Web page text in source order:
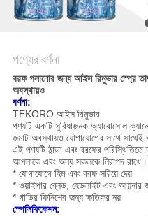
গোপনীয়তা
পণ্যের বর্ণনা
বরফ গলানোর জন্য আইস রিমুভার স্প্রে
অবস্থায়ও
বর্ণনা:
TEKORO আইস রিমুভার
পণ্যটি একটি সুবিধাজনক অ্যারোসোল
জমাট অবস্থায়ও যোগাযোগের সাথে সাথেই
এই পণ্যটি ঠান্ডা এবং বরফের
আপনাকে এবং অন্য সকলকে নিরাপদ রাখে।
* যোগাযোগে হিম এবং বরফ সরিয়ে দেয়
* ওয়াইপার ব্লেড, হেডলাইট এবং আয়নার
* গাড়ির ফিনিশের জন্য ক্ষতিকর নয়
স্পেসিফিকেশন: